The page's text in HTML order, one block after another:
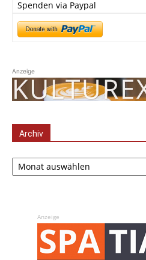
Spenden via Paypal
Anzeige
Archiv
Archiv
Anzeige